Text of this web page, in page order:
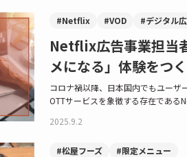
#Netflix #VOD #デジタル
Netflix広告事業担当
メになる」体験をつ
コロナ禍以降、日本国内でもユーザ
OTTサービスを象徴する存在である
2025.9.2
#松屋フーズ #限定メニュー